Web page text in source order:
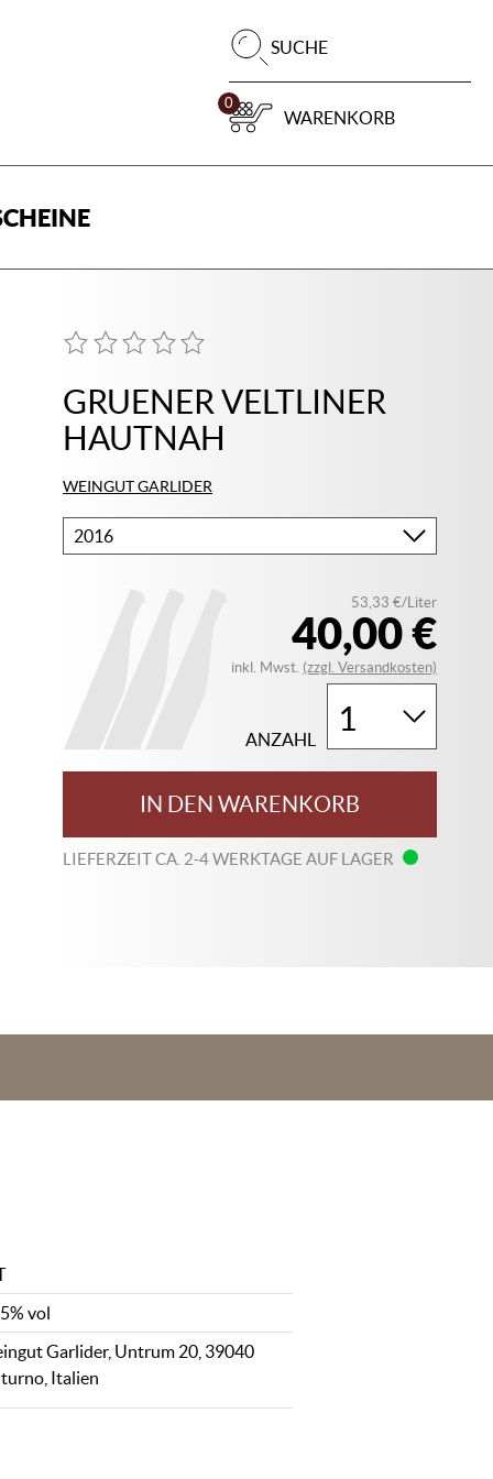
SUCHE
0
WARENKORB
GRUENER VELTLINER
HAUTNAH
WEINGUT GARLIDER
Bitte
wählen
40,00 €
53,33 €/Liter
inkl. Mwst. (zzgl. Versandkosten)
ANZAHL
IN DEN WARENKORB
LIEFERZEIT CA. 2-4 WERKTAGE AUF LAGER
vol
Garlider, Untrum 20, 39040
Italien